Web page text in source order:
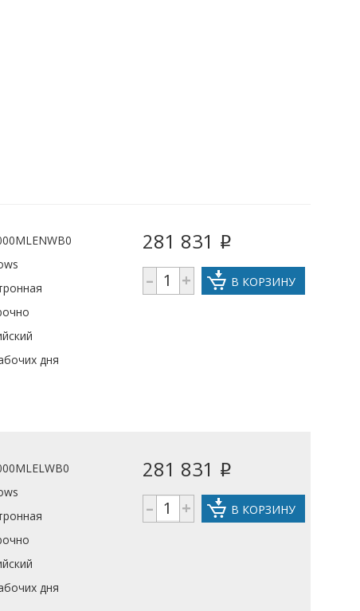
дня
281 831 i
– + В КОРЗИНУ
дня
281 831 i
– + В КОРЗИНУ